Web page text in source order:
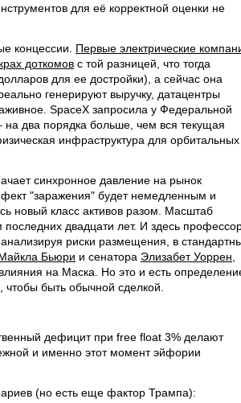
для её корректной оценки не
концессии. Первые электрические
доткомов с той разницей, что тогда
для ее достройки), а сейчас она
генерируют выручку, датацентры
SpaceX запросила у Федеральной
на два порядка больше, чем вся текущая
инфраструктура для орбитальных
синхронное давление на рынок
"заражения" будет немедленным и
новый класс активов разом. Масштаб
двадцати лет. И здесь
риски размещения, в
Бьюри и сенатора Элизабет Уоррен
на Маска. Но это и есть
чтобы быть обычной сделкой.
дефицит при free float 3% делают
и именно этот момент эйфории
(но есть еще фактор Трампа):